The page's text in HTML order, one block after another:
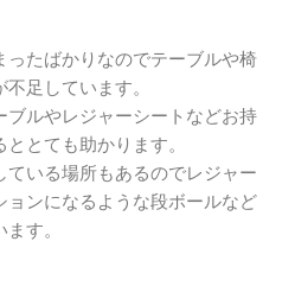
ったばかりなのでテーブルや椅
足しています。
ブルやレジャーシートなどお持
とても助かります。
いる場所もあるのでレジャー
ョンになるような段ボールなど
す。